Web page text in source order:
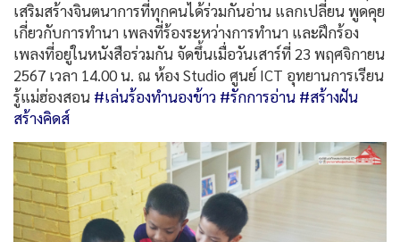
เสริมสร้างจินตนาการที่ทุกคนได้ร่วมกันอ่าน แลกเปลี่ยน พูดคุย
เกี่ยวกับการทำนา เพลงที่ร้องระหว่างการทำนา และฝึกร้อง
เพลงที่อยู่ในหนังสือร่วมกัน จัดขึ้นเมื่อวันเสาร์ที่ 23 พฤศจิกายน
2567 เวลา 14.00 น. ณ ห้อง Studio ศูนย์ ICT อุทยานการเรียน
รู้แม่ฮ่องสอน #เล่นร้องทำนองข้าว #รักการอ่าน #สร้างฝัน
สร้างคิดส์